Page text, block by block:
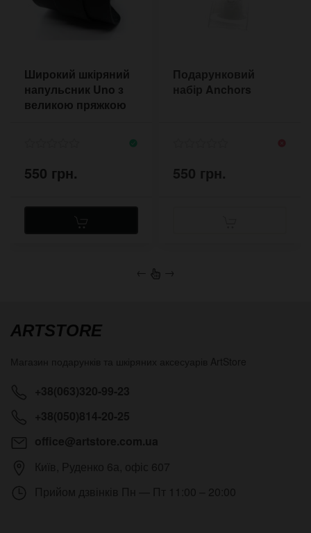
Широкий шкіряний
напульсник Uno з
великою пряжкою
550 грн.
Подарунковий
набір Anchors
550 грн.
← →
ARTSTORE